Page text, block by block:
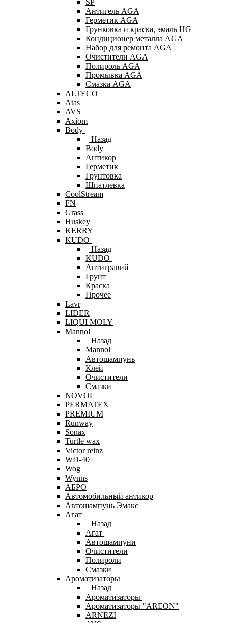
SP
Антигель AGA
Герметик AGA
Грунковка и краска, эмаль HG
Кондиционер металла AGA
Набор для ремонта AGA
Очистители AGA
Полироль AGA
Промывка AGA
Смазка AGA
ALTECO
Atas
AVS
Axiom
Body
Назад
Body
Антикор
Герметик
Грунтовка
Шпатлевка
CoolStream
FN
Grass
Huskey
KERRY
KUDO
Назад
KUDO
Антигравий
Грунт
Краска
Прочее
Lavr
LIDER
LIQUI MOLY
Mannol
Назад
Mannol
Автошампунь
Клей
Очистители
Смазки
NOVOL
PERMATEX
PREMIUM
Runway
Sonax
Turtle wax
Victor reinz
WD-40
Wog
Wynns
АБРО
Автомобильный антикор
Автошампунь Эмакс
Агат
Назад
Агат
Автошампуни
Очистители
Полироли
Смазки
Ароматизаторы
Назад
Ароматизаторы
Ароматизаторы "AREON"
ARNEZI